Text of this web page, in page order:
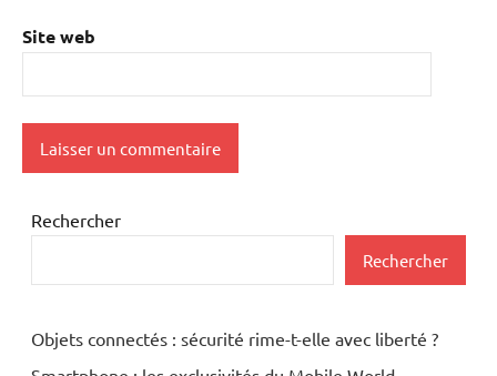
Site web
Rechercher
Rechercher
Objets connectés : sécurité rime-t-elle avec liberté ?